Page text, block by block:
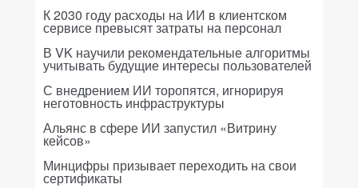
К 2030 году расходы на ИИ в клиентском
сервисе превысят затраты на персонал
В VK научили рекомендательные алгоритмы
учитывать будущие интересы пользователей
С внедрением ИИ торопятся, игнорируя
неготовность инфраструктуры
Альянс в сфере ИИ запустил «Витрину
кейсов»
Минцифры призывает переходить на свои
сертификаты